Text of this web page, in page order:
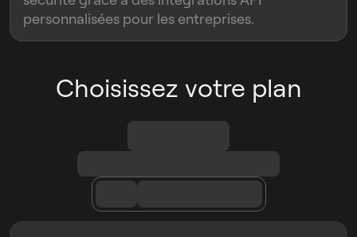
personnalisées pour les entreprises.
Choisissez votre plan